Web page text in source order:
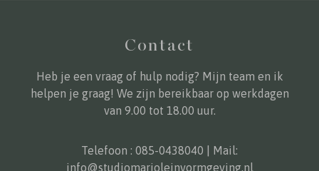
Contact
Heb je een vraag of hulp nodig? Mijn team en ik
helpen je graag! We zijn bereikbaar op werkdagen
van 9.00 tot 18.00 uur.
Telefoon : 085-0438040 | Mail:
info@studiomarjoleinvormgeving.nl